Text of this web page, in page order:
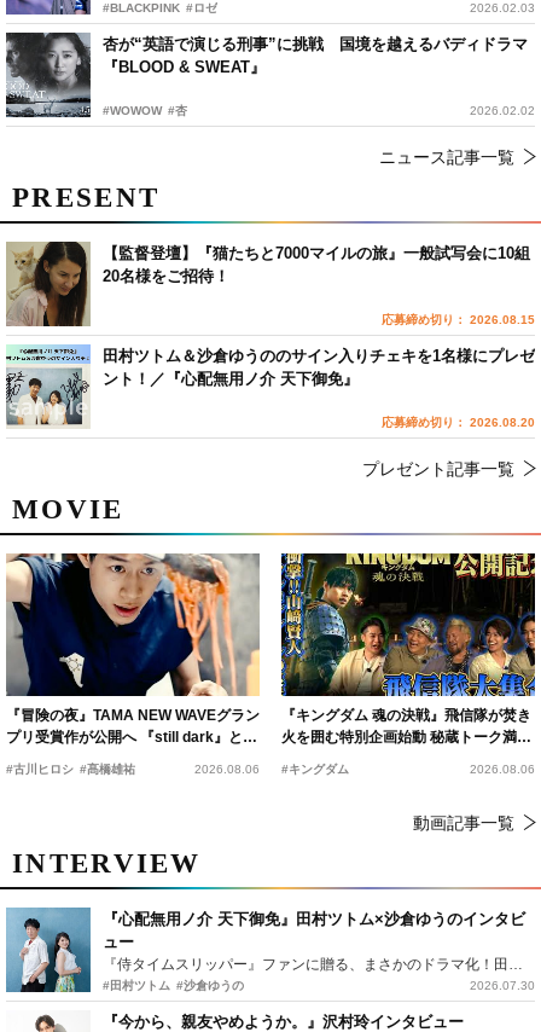
#BLACKPINK #ロゼ 2026.02.03
杏が“英語で演じる刑事”に挑戦 国境を越えるバディドラマ
『BLOOD & SWEAT』
#WOWOW #杏 2026.02.02
ニュース記事一覧
MOVIE
『冒険の夜』TAMA NEW WAVEグラン
プリ受賞作が公開へ 『still dark』と同
時上映決定
#古川ヒロシ #髙橋雄祐 2026.08.06
『キングダム 魂の決戦』飛信隊が焚き
火を囲む特別企画始動 秘蔵トーク満載
の“キングダムキャンプ”開催
#キングダム 2026.08.06
動画記事一覧
INTERVIEW
『心配無用ノ介 天下御免』田村ツトム×沙倉ゆうのインタビ
ュー
『侍タイムスリッパー』ファンに贈る、まさかのドラマ化！田村ツトム×沙倉ゆうのが語る『心配無用ノ介』撮影秘話
#田村ツトム #沙倉ゆうの 2026.07.30
『今から、親友やめようか。』沢村玲インタビュー
PRESENT
【監督登壇】『猫たちと7000マイルの旅』一般試写会に10組
20名様をご招待！
応募締め切り： 2026.08.15
田村ツトム＆沙倉ゆうののサイン入りチェキを1名様にプレゼ
ント！／『心配無用ノ介 天下御免』
応募締め切り： 2026.08.20
プレゼント記事一覧